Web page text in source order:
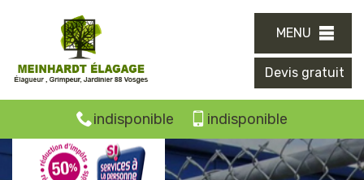
MENU
Devis gratuit
indisponible indisponible